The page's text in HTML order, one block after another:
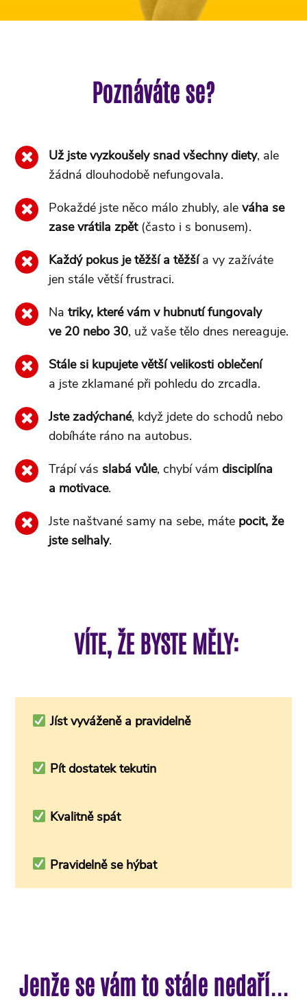
Poznáváte se?
Už jste vyzkoušely snad všechny diety, ale
žádná dlouhodobě nefungovala.
Pokaždé jste něco málo zhubly, aleváha se
zase vrátila zpět(často i s bonusem).
Každý pokus je těžší a těžšía vy zažíváte
jen stále větší frustraci.
Natriky, které vám v hubnutí fungovaly
ve 20 nebo 30, už vaše tělo dnes nereaguje.
Stále si kupujete větší velikosti oblečení
a jste zklamané při pohledu do zrcadla.
Jste zadýchané, když jdete do schodů nebo
dobíháte ráno na autobus.
Trápí vásslabá vůle, chybí vámdisciplína
a motivace.
Jste naštvané samy na sebe, máte pocit, že
jste selhaly.
VÍTE, ŽE BYSTE MĚLY:
Jíst vyváženě a pravidelně
Pít dostatek tekutin
Kvalitně spát
Pravidelně se hýbat
Jenže se vám to stále nedaří...